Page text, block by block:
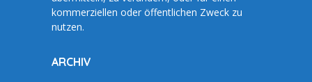
kommerziellen oder öffentlichen Zweck zu
nutzen.
ARCHIV